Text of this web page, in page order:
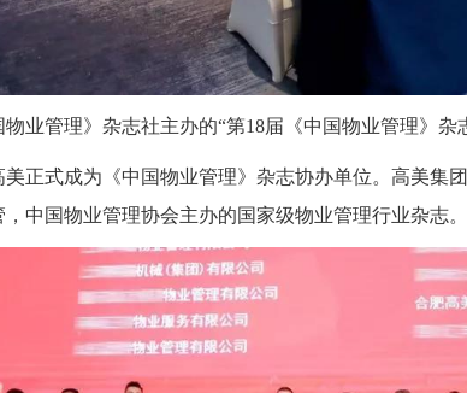
业管理》杂志社主办的“第18届《中国物业管理》杂
正式成为《中国物业管理》杂志协办单位。高美集
中国物业管理协会主办的国家级物业管理行业杂志。